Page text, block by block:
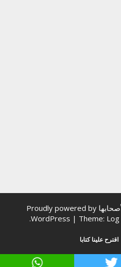
Proudly powered by
WordPress | Theme:
.
اقترح علينا كتابا